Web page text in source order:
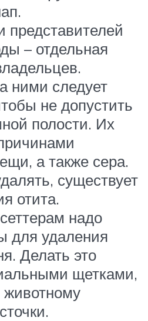
представителей
– отдельная
ними следует
не допустить
полости. Их
а также сера.
существует
отита.
надо
для удаления
Делать это
щетками,
животному